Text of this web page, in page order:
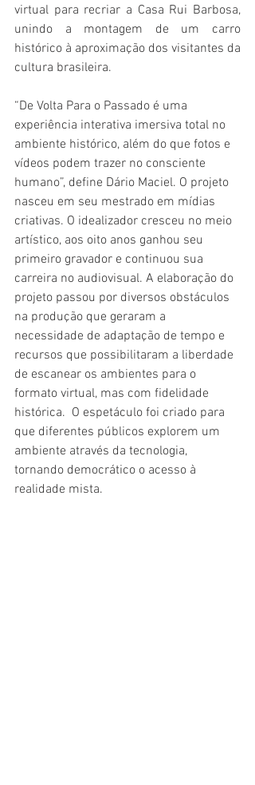
virtual para recriar a Casa Rui Barbosa,
unindo a montagem de um carro
histórico à aproximação dos visitantes da
cultura brasileira.
“De Volta Para o Passado é uma
experiência interativa imersiva total no
ambiente histórico, além do que fotos e
vídeos podem trazer no consciente
humano”, define Dário Maciel. O projeto
nasceu em seu mestrado em mídias
criativas. O idealizador cresceu no meio
artístico, aos oito anos ganhou seu
primeiro gravador e continuou sua
carreira no audiovisual. A elaboração do
projeto passou por diversos obstáculos
na produção que geraram a
necessidade de adaptação de tempo e
recursos que possibilitaram a liberdade
de escanear os ambientes para o
formato virtual, mas com fidelidade
histórica.  O espetáculo foi criado para
que diferentes públicos explorem um
ambiente através da tecnologia,
tornando democrático o acesso à
realidade mista.